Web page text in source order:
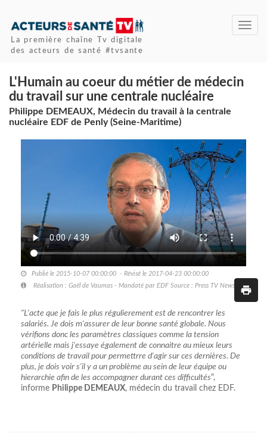
La première chaîne Tv digitale
des acteurs de santé #tvsante
L'Humain au coeur du métier de médecin
du travail sur une centrale nucléaire
Philippe DEMEAUX, Médecin du travail à la centrale
nucléaire EDF de Penly (Seine-Maritime)
Publié le 2015-10-07 00:00:00 - Révisé le 2017-04-23 00:00:00
Réalisation : Gaël de Vaumas - Mandaté par EDF Source : Press TV News
"L'acte que je fais le plus régulierement est de rencontrer les
salariés. Je dois m'assurer de leur bonne santé globale. Nous
vérifions donc les paramètres classiques comme la tension
artérielle mais j'essaye également de connaitre au mieux leurs
conditions de travail pour permettrre d'agir sur ces dernières. De
plus, je dois voir s'il y a un problème au sein de leur équipe ou
hierarchie afin de les accompagner durant ces difficultés",
informe Philippe DEMEAUX, médecin du travail chez EDF.